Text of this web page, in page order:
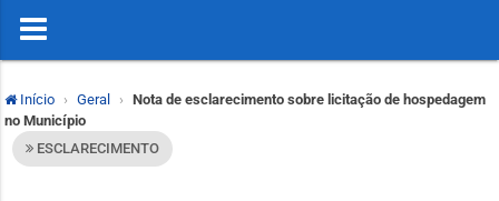
Início Geral
Nota de esclarecimento sobre licitação de hospedagem
no Município
ESCLARECIMENTO